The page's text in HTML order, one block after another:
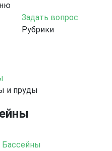
Задать вопрос
Рубрики
и пруды
Бассейны